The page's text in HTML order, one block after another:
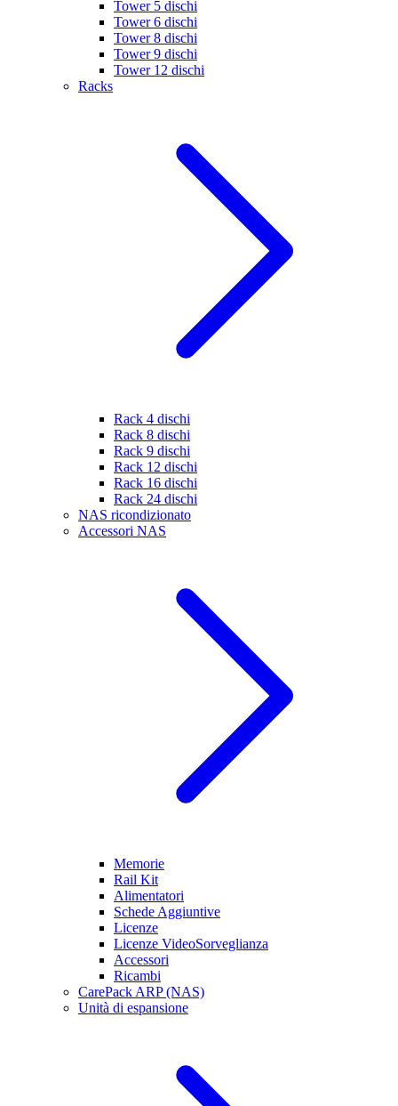
Tower 5 dischi
Tower 6 dischi
Tower 8 dischi
Tower 9 dischi
Tower 12 dischi
Racks
Rack 4 dischi
Rack 8 dischi
Rack 9 dischi
Rack 12 dischi
Rack 16 dischi
Rack 24 dischi
NAS ricondizionato
Accessori NAS
Memorie
Rail Kit
Alimentatori
Schede Aggiuntive
Licenze
Licenze VideoSorveglianza
Accessori
Ricambi
CarePack ARP (NAS)
Unità di espansione